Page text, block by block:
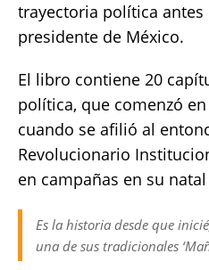
trayectoria política
presidente de México.
El libro contiene 20
política, que comenzó
cuando se afilió al
Revolucionario
en campañas en su
Es la historia desde que
una de sus tradicionales